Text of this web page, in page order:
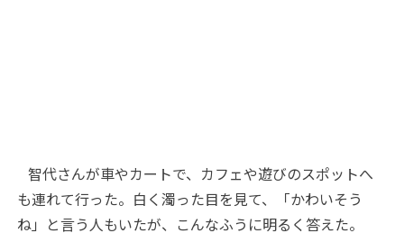
智代さんが車やカートで、カフェや遊びのスポットへ
も連れて行った。白く濁った目を見て、「かわいそう
ね」と言う人もいたが、こんなふうに明るく答えた。